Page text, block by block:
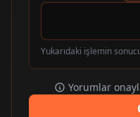
Yukarıdaki işlemin
Yorumlar